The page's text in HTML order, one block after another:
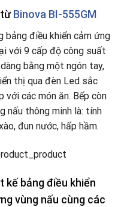
Binova BI-555GM
bảng điều khiển cảm ứng
với 9 cấp độ công suất
bằng một ngón tay,
thị qua đèn Led sắc
với các món ăn. Bếp còn
nấu thông minh là: tính
đun nước, hấp hầm.
kế bảng điều khiển
vùng nấu cùng các